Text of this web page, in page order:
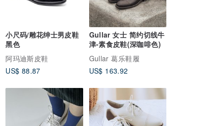
小尺码/雕花绅士男皮鞋
黑色
阿玛迪斯皮鞋
US$ 88.87
Gullar 女士 简约切线牛
津-素食皮鞋(深咖啡色)
Gullar 葛乐鞋履
US$ 163.92